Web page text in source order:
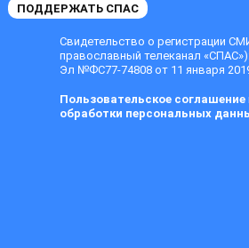
ПОДДЕРЖАТЬ СПАС
Свидетельство о регистрации
православный телеканал
Эл №ФС77-74808 от 11 января
Пользовательское соглашение
обработки персональных